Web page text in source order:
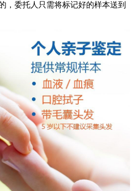
，委托人只需将标记好的样本送到